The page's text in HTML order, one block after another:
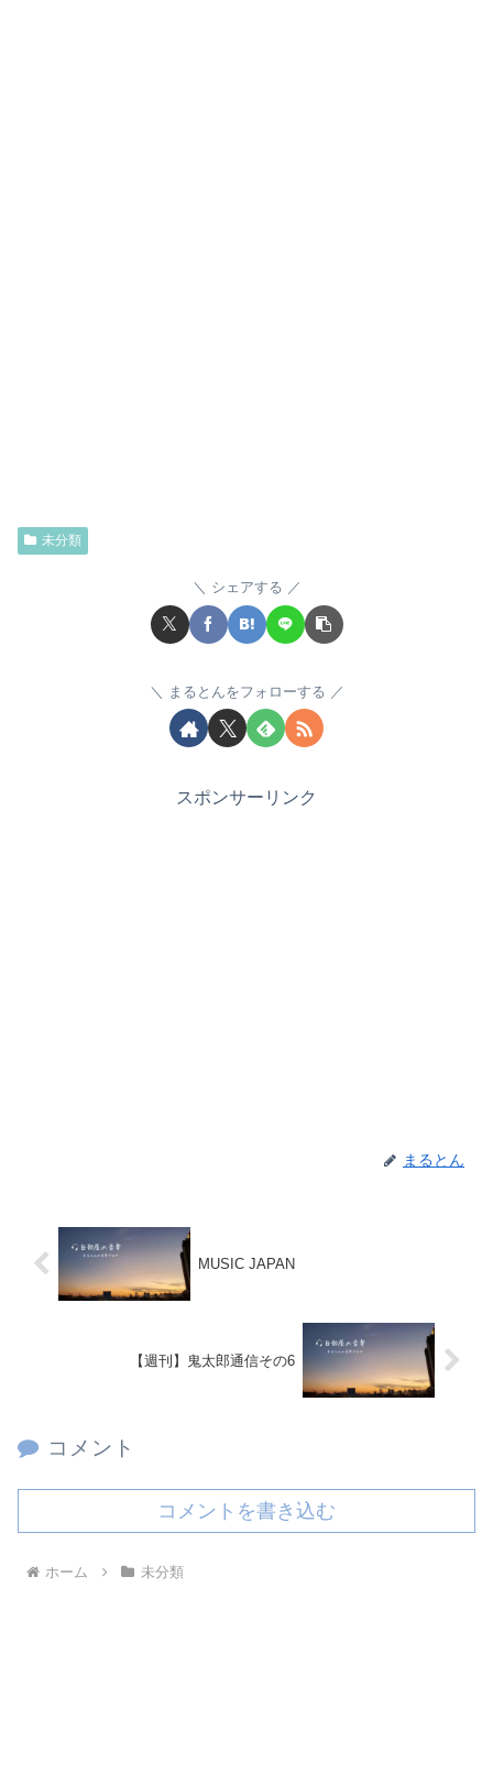
未分類
シェアする
まるとんをフォローする
スポンサーリンク
まるとん
MUSIC JAPAN
【週刊】鬼太郎通信その6
コメント
コメントを書き込む
ホーム 未分類